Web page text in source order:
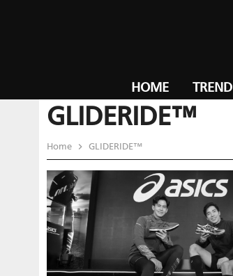
HOME TREND
GLIDERIDE™
Home GLIDERIDE™